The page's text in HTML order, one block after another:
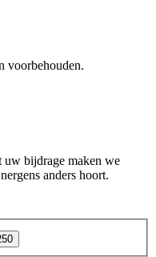
voorbehouden.
uw bijdrage maken we
anders hoort.